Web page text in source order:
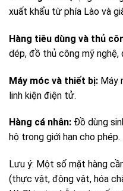
xuất khẩu từ phía Lào và
Hàng tiêu dùng và thủ
dép, đồ thủ công mỹ nghệ,
Máy móc và thiết bị: Máy
linh kiện điện tử.
Hàng cá nhân: Đồ dùng
hộ trong giới hạn cho phép.
Lưu ý: Một số mặt hàng
(thực vật, động vật, hóa